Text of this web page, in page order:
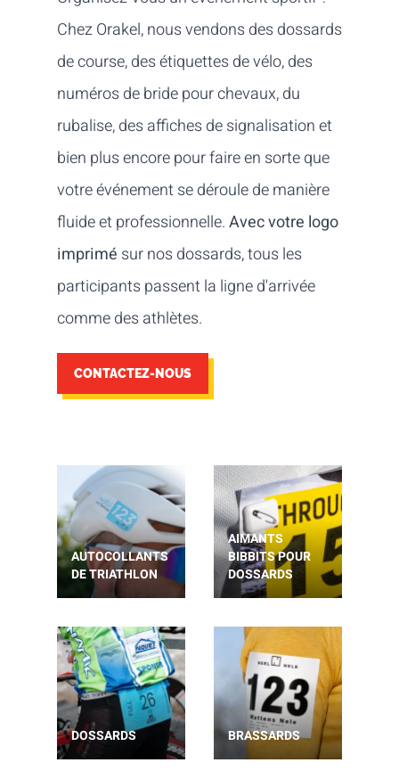
Chez Orakel, nous vendons des dossards
de course, des étiquettes de vélo, des
numéros de bride pour chevaux, du
rubalise, des affiches de signalisation et
bien plus encore pour faire en sorte que
votre événement se déroule de manière
fluide et professionnelle.Avec votre logo
imprimé sur nos dossards, tous les
participants passent la ligne d'arrivée
comme des athlètes.
CONTACTEZ-NOUS
AUTOCOLLANTS
DE TRIATHLON
AIMANTS
BIBBITS POUR
DOSSARDS
DOSSARDS BRASSARDS